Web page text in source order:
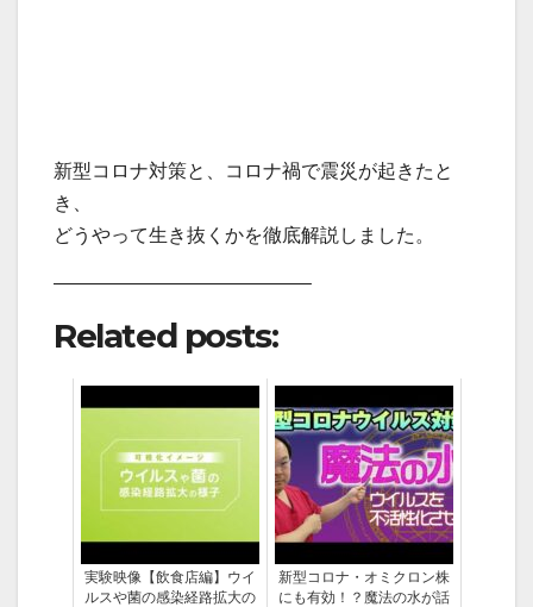
新型コロナ対策と、コロナ禍で震災が起きたと
き、
どうやって生き抜くかを徹底解説しました。
—————————————–
Related posts:
実験映像【飲食店編】ウイ
ルスや菌の感染経路拡大の
新型コロナ・オミクロン株
にも有効！？魔法の水が話